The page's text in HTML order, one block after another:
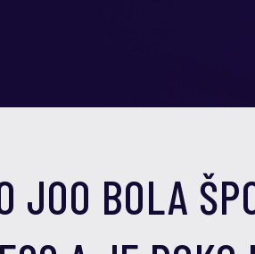
JOO BOLA